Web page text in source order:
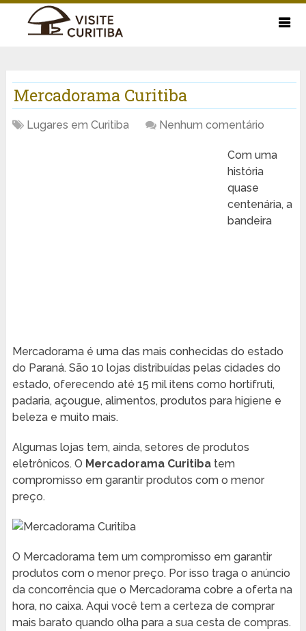
Mercadorama Curitiba
Lugares em Curitiba Nenhum comentário
Com uma
história
quase
centenária, a
bandeira
Mercadorama é uma das mais conhecidas do estado
do Paraná. São 10 lojas distribuídas pelas cidades do
estado, oferecendo até 15 mil itens como hortifruti,
padaria, açougue, alimentos, produtos para higiene e
beleza e muito mais.
Algumas lojas tem, ainda, setores de produtos
eletrônicos. O Mercadorama Curitibatem
compromisso em garantir produtos com o menor
preço.
O Mercadorama tem um compromisso em garantir
produtos com o menor preço. Por isso traga o anúncio
da concorrência que o Mercadorama cobre a oferta na
hora, no caixa. Aqui você tem a certeza de comprar
mais barato quando olha para a sua cesta de compras.